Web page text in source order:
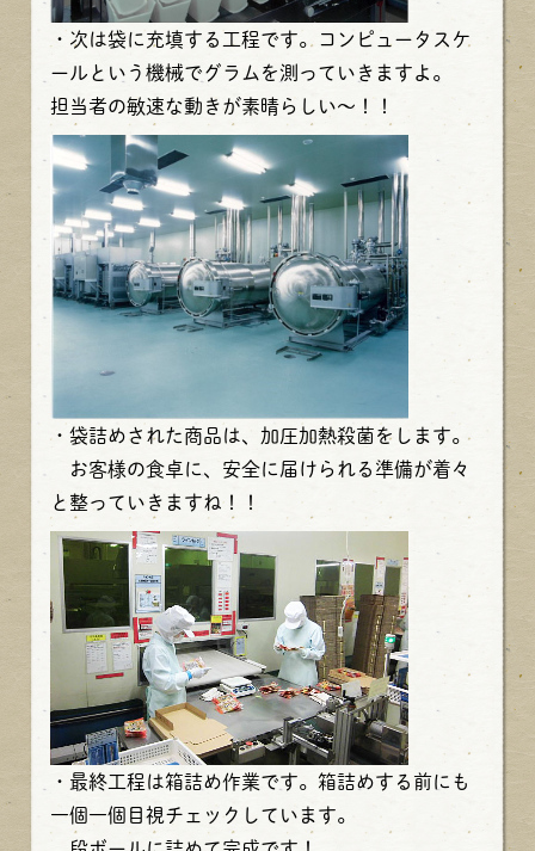
・次は袋に充填する工程です。コンピュータスケ
ールという機械でグラムを測っていきますよ。
担当者の敏速な動きが素晴らしい～！！
・袋詰めされた商品は、加圧加熱殺菌をします。
お客様の食卓に、安全に届けられる準備が着々
と整っていきますね！！
・最終工程は箱詰め作業です。箱詰めする前にも
一個一個目視チェックしています。